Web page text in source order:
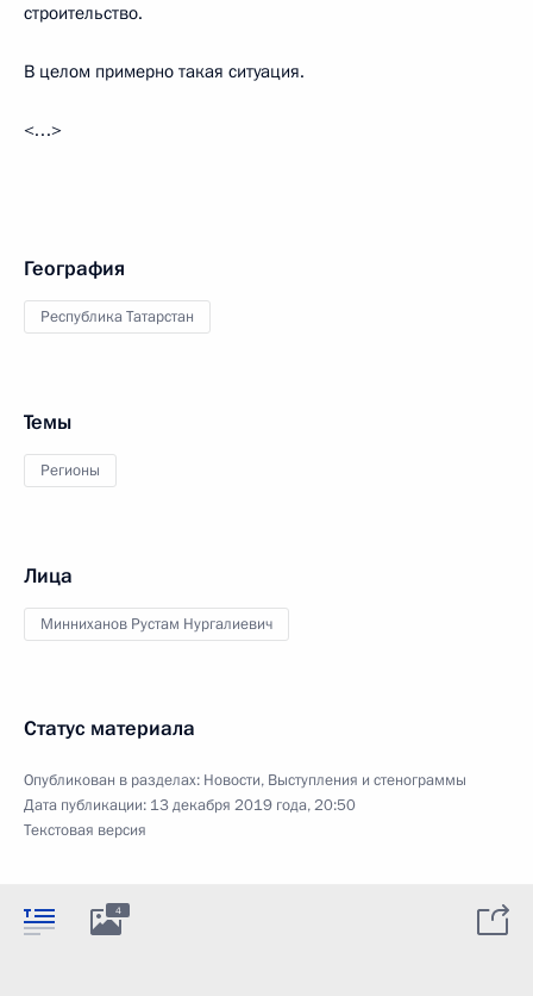
строительство.
В целом примерно такая ситуация.
<…>
География
Республика Татарстан
Темы
Регионы
Лица
Минниханов Рустам Нургалиевич
Статус материала
Опубликован в разделах: Новости, Выступления и стенограммы
Дата публикации: 13 декабря 2019 года, 20:50
Текстовая версия
4